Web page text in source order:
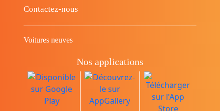
Contactez-nous
Voitures neuves
Nos applications